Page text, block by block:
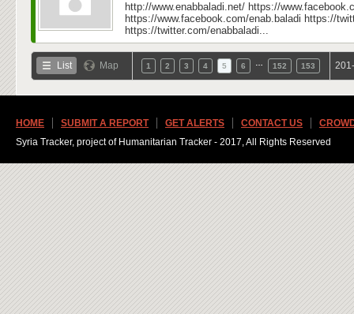
http://www.enabbaladi.net/ https://
https://www.facebook.com/enab.baladi https://
https://twitter.com/enabbaladi...
List Map 1 2 3 4 5 6 152 153
HOME SUBMIT A REPORT GET ALERTS CONTACT US
Syria Tracker, project of Humanitarian Tracker - 2017, All Rights Reserved